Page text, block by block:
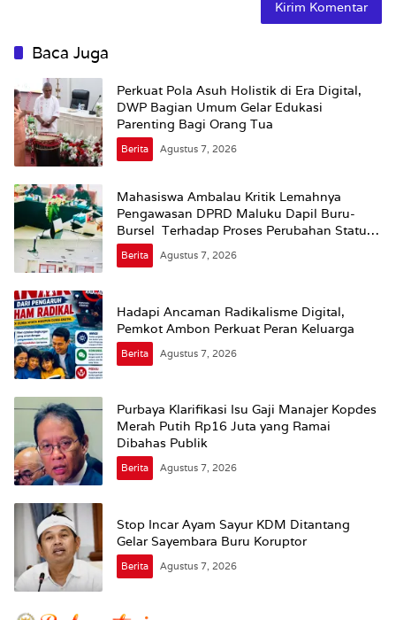
Baca Juga
Perkuat Pola Asuh Holistik di Era Digital,
DWP Bagian Umum Gelar Edukasi
Parenting Bagi Orang Tua
Berita Agustus 7, 2026
Mahasiswa Ambalau Kritik Lemahnya
Pengawasan DPRD Maluku Dapil Buru-
Bursel Terhadap Proses Perubahan Status
Jalan
Berita Agustus 7, 2026
Hadapi Ancaman Radikalisme Digital,
Pemkot Ambon Perkuat Peran Keluarga
Berita Agustus 7, 2026
Purbaya Klarifikasi Isu Gaji Manajer Kopdes
Merah Putih Rp16 Juta yang Ramai
Dibahas Publik
Berita Agustus 7, 2026
Stop Incar Ayam Sayur KDM Ditantang
Gelar Sayembara Buru Koruptor
Berita Agustus 7, 2026